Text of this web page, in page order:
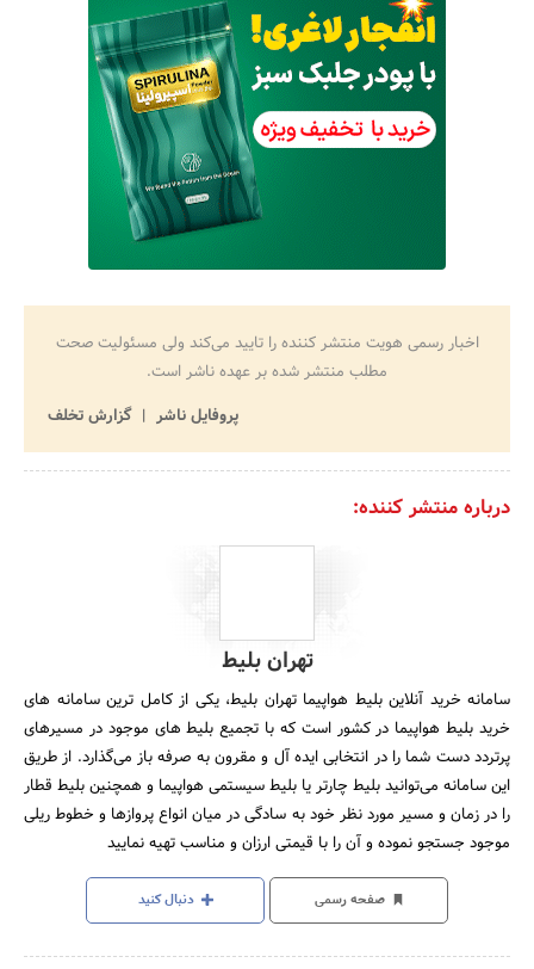
اخبار رسمی هویت منتشر کننده را تایید می‌کند ولی مسئولیت صحت
مطلب منتشر شده بر عهده ناشر است.
پروفایل ناشر
گزارش تخلف
درباره منتشر کننده:
تهران بلیط
سامانه خرید آنلاین بلیط هواپیما تهران بلیط، یکی از کامل ترین سامانه های
خرید بلیط هواپیما در کشور است که با تجمیع بلیط های موجود در مسیرهای
پرتردد دست شما را در انتخابی ایده آل و مقرون به صرفه باز می‌گذارد. از طریق
این سامانه می‌توانید بلیط چارتر یا بلیط سیستمی هواپیما و همچنین بلیط قطار
را در زمان و مسیر مورد نظر خود به سادگی در میان انواع پروازها و خطوط ریلی
موجود جستجو نموده و آن را با قیمتی ارزان و مناسب تهیه نمایید
صفحه رسمی دنبال کنید